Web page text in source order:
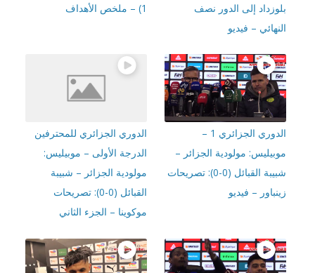
إلى الدور نصف
– فيديو
الدوري الجزائري 1 –
مولودية الجزائر –
شبيبة القبائل (0-0): تصريحات
– فيديو
الدوري الجزائري للمحترفين
الدرجة الأولى – موبيليس:
مولودية الجزائر – شبيبة
القبائل (0-0): تصريحات
موكوينا – الجزء الثاني